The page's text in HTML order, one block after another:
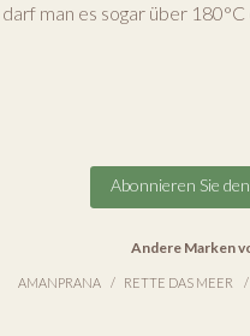
man es sogar über
Abonnieren Sie den
Andere Marken
AMANPRANA RETTE DAS MEER